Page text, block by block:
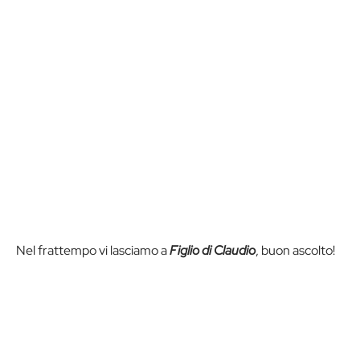
Nel frattempo vi lasciamo aFiglio di Claudio, buon ascolto!